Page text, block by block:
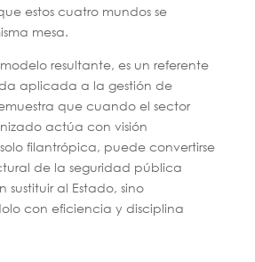
estos cuatro mundos se
mesa.
resultante, es un referente
aplicada a la gestión de
que cuando el sector
actúa con visión
filantrópica, puede convertirse
de la seguridad pública
sustituir al Estado, sino
con eficiencia y disciplina